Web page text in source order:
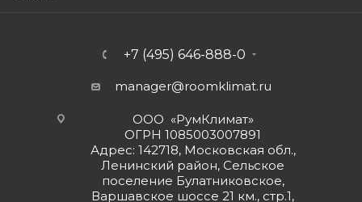
+7 (495) 646-888-0
manager@roomklimat.ru
ООО «РумКлимат»
ОГРН 1085003007891
Адрес: 142718, Московская обл.,
Ленинский район, Сельское
поселение Булатниковское,
Варшавское шоссе 21 км., стр.1,